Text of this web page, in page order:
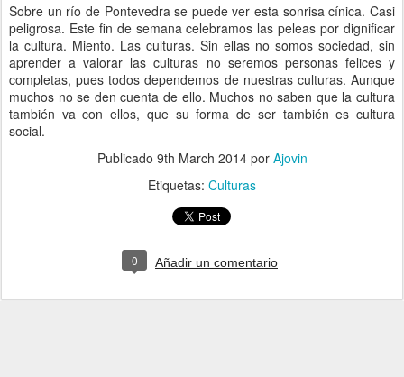
Sobre un río de Pontevedra se puede ver esta sonrisa cínica. Casi
peligrosa. Este fin de semana celebramos las peleas por dignificar
la cultura. Miento. Las culturas. Sin ellas no somos sociedad, sin
aprender a valorar las culturas no seremos personas felices y
completas, pues todos dependemos de nuestras culturas. Aunque
muchos no se den cuenta de ello. Muchos no saben que la cultura
también va con ellos, que su forma de ser también es cultura
social.
Publicado 9th March 2014por Ajovin
Etiquetas: Culturas
0 Añadir un comentario